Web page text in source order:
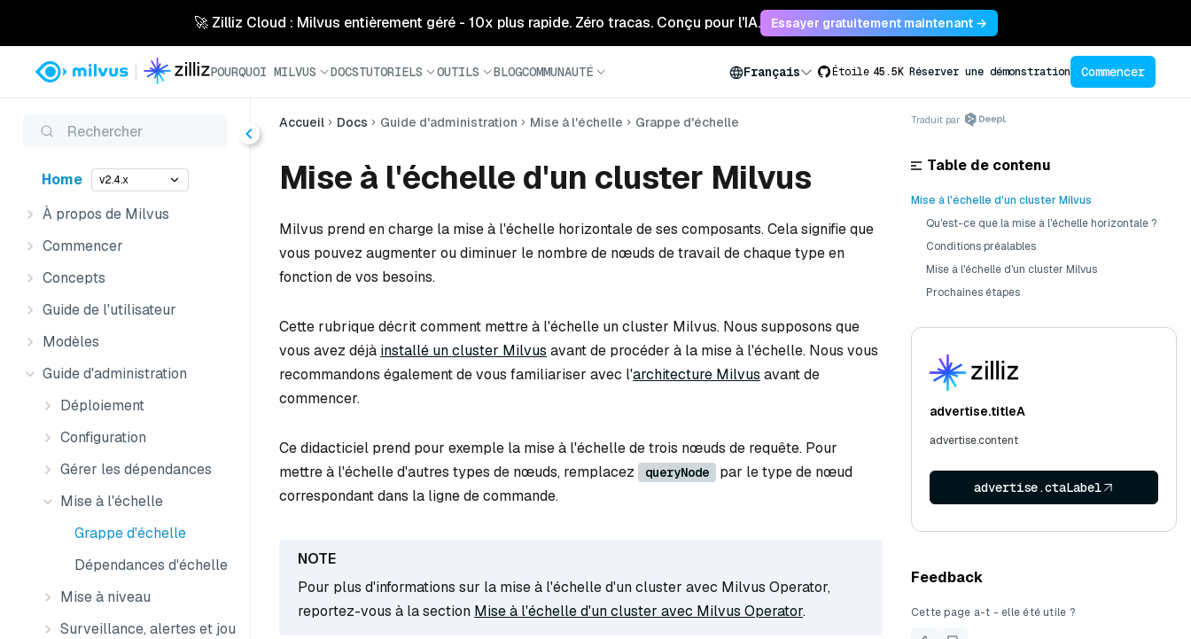
🚀 Zilliz Cloud : Milvus entièrement géré - 10x plus rapide. Zéro tracas. Conçu pour l'IA. Essayer gratuitement maintenant →
POURQUOI MILVUS DOCSTUTORIELS OUTILS BLOGCOMMUNAUTÉ Français Étoile 45.5K Réserver une démonstration Commencer
Rechercher
Home v2.4.x
À propos de Milvus
Commencer
Concepts
Guide de l'utilisateur
Modèles
Guide d'administration
Déploiement
Configuration
Gérer les dépendances
Mise à l'échelle
Grappe d'échelle
Dépendances d'échelle
Mise à niveau
Surveillance, alertes et journaux
Accueil Docs Guide d'administration Mise à l'échelle Grappe d'échelle
Mise à l'échelle d'un cluster Milvus
Milvus prend en charge la mise à l'échelle horizontale de ses composants. Cela signifie que
vous pouvez augmenter ou diminuer le nombre de nœuds de travail de chaque type en
fonction de vos besoins.
Cette rubrique décrit comment mettre à l'échelle un cluster Milvus. Nous supposons que
vous avez déjà installé un cluster Milvus avant de procéder à la mise à l'échelle. Nous vous
recommandons également de vous familiariser avec l'architecture Milvus avant de
commencer.
Ce didacticiel prend pour exemple la mise à l'échelle de trois nœuds de requête. Pour
mettre à l'échelle d'autres types de nœuds, remplacez
queryNode
par le type de nœud
correspondant dans la ligne de commande.
Pour plus d'informations sur la mise à l'échelle d'un cluster avec Milvus Operator,
reportez-vous à la section Mise à l'échelle d'un cluster avec Milvus Operator.
Traduit par
Table de contenu
Mise à l'échelle d'un cluster Milvus
Qu'est-ce que la mise à l'échelle horizontale ?
Conditions préalables
Mise à l'échelle d'un cluster Milvus
Prochaines étapes
advertise.titleA
advertise.content
advertise.ctaLabel
Feedback
Cette page a-t - elle été utile ?